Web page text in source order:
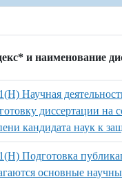
и наименование
Научная
диссертации на
кандидата наук к
Подготовка
основные